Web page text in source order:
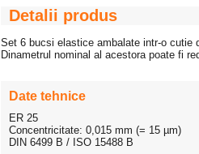
Detalii produs
Set 6 bucsi elastice ambalate intr-o cutie
Dinametrul nominal al acestora poate fi
Date tehnice
ER 25
Concentricitate: 0,015 mm (= 15 µm)
DIN 6499 B / ISO 15488 B